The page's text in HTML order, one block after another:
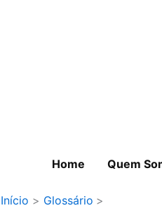
Home Quem
Início
Glossário